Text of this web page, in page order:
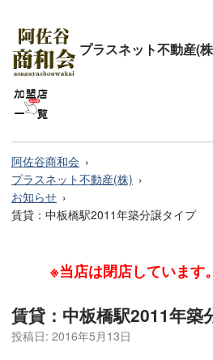
プラスネット不動産(
阿佐谷商和会
プラスネット不動産(株)
お知らせ
賃貸：中板橋駅2011年築分譲タイプ
※当店は閉店しています
賃貸：中板橋駅2011年築
投稿日: 2016年5月13日